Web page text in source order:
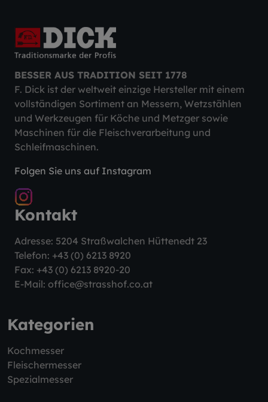
BESSER AUS TRADITION SEIT 1778
F. Dick ist der weltweit einzige Hersteller mit einem
vollständigen Sortiment an Messern, Wetzstählen
und Werkzeugen für Köche und Metzger sowie
Maschinen für die Fleischverarbeitung und
Schleifmaschinen.
Folgen Sie uns auf Instagram
Kontakt
Adresse: 5204 Straßwalchen Hüttenedt 23
Telefon: +43 (0) 6213 8920
Fax: +43 (0) 6213 8920-20
E-Mail: office@strasshof.co.at
Kategorien
Kochmesser
Fleischermesser
Spezialmesser